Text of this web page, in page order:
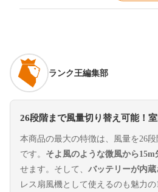
ランク王編集部
26段階まで風量切り替え可能！
本商品の最大の特徴は、風量を26
です。 そよ風のような微風から
せます。そして、 バッテリーが内
レス扇風機として使えるのも魅力